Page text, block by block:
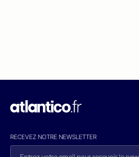
RECEVEZ NOTRE NEWSLETTER